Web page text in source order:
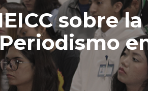
sobre